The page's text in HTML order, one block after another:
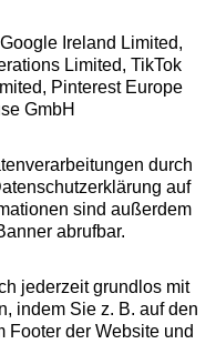
Ireland Limited,
Limited, TikTok
Pinterest Europe
GmbH
durch
auf
sind außerdem
abrufbar.
jederzeit grundlos mit
indem Sie z. B. auf den
Footer der Website und